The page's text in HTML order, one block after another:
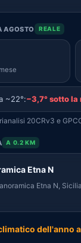
AGOSTO REALE
~22°:−3,7° sotto la
20CRv3 e
A 0.2 KM
Etna N
Etna N,
dell'anno